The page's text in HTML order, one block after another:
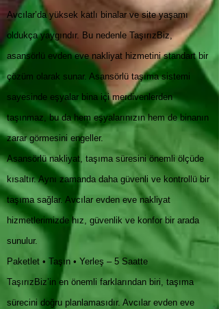
Avcılar’da yüksek katlı binalar ve site yaşamı
oldukça yaygındır. Bu nedenle TaşırızBiz,
asansörlü evden eve nakliyat hizmetini standart bir
çözüm olarak sunar. Asansörlü taşıma sistemi
sayesinde eşyalar bina içi merdivenlerden
taşınmaz, bu da hem eşyalarınızın hem de binanın
zarar görmesini engeller.
Asansörlü nakliyat, taşıma süresini önemli ölçüde
kısaltır. Aynı zamanda daha güvenli ve kontrollü bir
taşıma sağlar. Avcılar evden eve nakliyat
hizmetlerimizde hız, güvenlik ve konfor bir arada
sunulur.
Paketlet • Taşın • Yerleş – 5 Saatte
TaşırızBiz’in en önemli farklarından biri, taşıma
sürecini doğru planlamasıdır. Avcılar evden eve